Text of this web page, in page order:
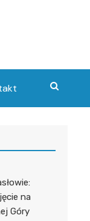
na
Góry